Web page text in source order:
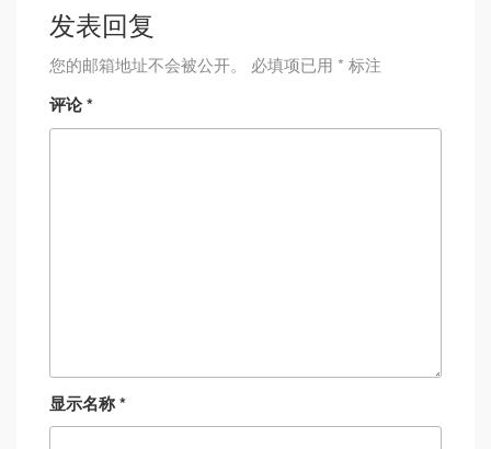
发表回复
您的邮箱地址不会被公开。 必填项已用 * 标注
评论*
显示名称*